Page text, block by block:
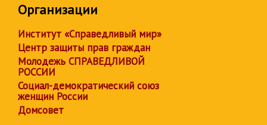
Организации
Институт «Справедливый мир»
Центр защиты прав граждан
Молодежь СПРАВЕДЛИВОЙ
РОССИИ
Социал-демократический союз
женщин России
Домсовет